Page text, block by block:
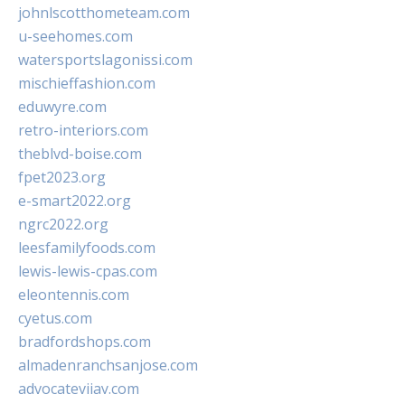
johnlscotthometeam.com
u-seehomes.com
watersportslagonissi.com
mischieffashion.com
eduwyre.com
retro-interiors.com
theblvd-boise.com
fpet2023.org
e-smart2022.org
ngrc2022.org
leesfamilyfoods.com
lewis-lewis-cpas.com
eleontennis.com
cyetus.com
bradfordshops.com
almadenranchsanjose.com
advocatevijay.com